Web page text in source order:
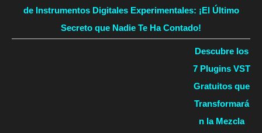
de Instrumentos Digitales Experimentales: ¡El Último
Secreto que Nadie Te Ha Contado!
Descubre los
7 Plugins VST
Gratuitos que
Transformará
n la Mezcla